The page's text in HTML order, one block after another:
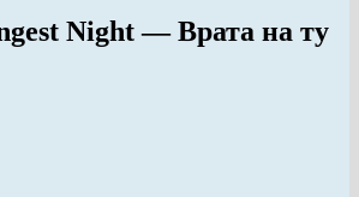
Night — Врата на ту